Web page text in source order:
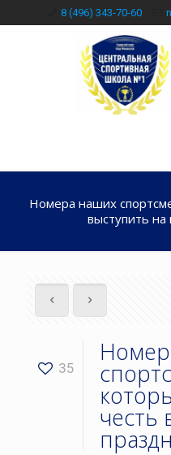
8 (496) 343-70-60
Номера наших
выступить на
35
честь